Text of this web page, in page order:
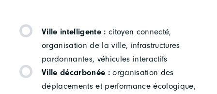
Ville intelligente : citoyen connecté,
organisation de la ville, infrastructures
pardonnantes, véhicules interactifs
Ville décarbonée : organisation des
déplacements et performance écologique,